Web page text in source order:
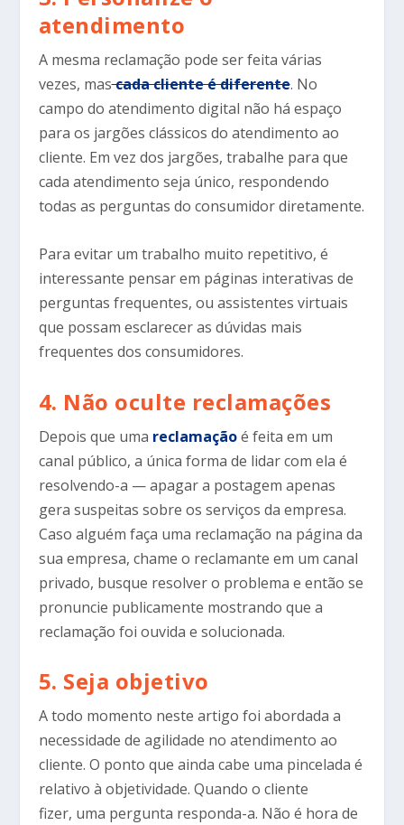
atendimento
A mesma reclamação pode ser feita várias
vezes, mascada cliente é diferente. No
campo do atendimento digital não há espaço
para os jargões clássicos do atendimento ao
cliente. Em vez dos jargões, trabalhe para que
cada atendimento seja único, respondendo
todas as perguntas do consumidor diretamente.
Para evitar um trabalho muito repetitivo, é
interessante pensar em páginas interativas de
perguntas frequentes, ou assistentes virtuais
que possam esclarecer as dúvidas mais
frequentes dos consumidores.
4. Não oculte reclamações
Depois que uma reclamaçãoé feita em um
canal público, a única forma de lidar com ela é
resolvendo-a — apagar a postagem apenas
gera suspeitas sobre os serviços da empresa.
Caso alguém faça uma reclamação na página da
sua empresa, chame o reclamante em um canal
privado, busque resolver o problema e então se
pronuncie publicamente mostrando que a
reclamação foi ouvida e solucionada.
5. Seja objetivo
A todo momento neste artigo foi abordada a
necessidade de agilidade no atendimento ao
cliente. O ponto que ainda cabe uma pincelada é
relativo à objetividade. Quando o cliente
fizer, uma pergunta responda-a. Não é hora de